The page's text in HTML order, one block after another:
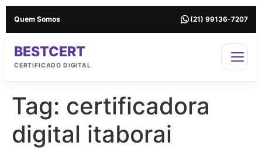
Quem Somos (21) 99136-7207
BESTCERT
CERTIFICADO DIGITAL
Tag: certificadora
digital itaborai